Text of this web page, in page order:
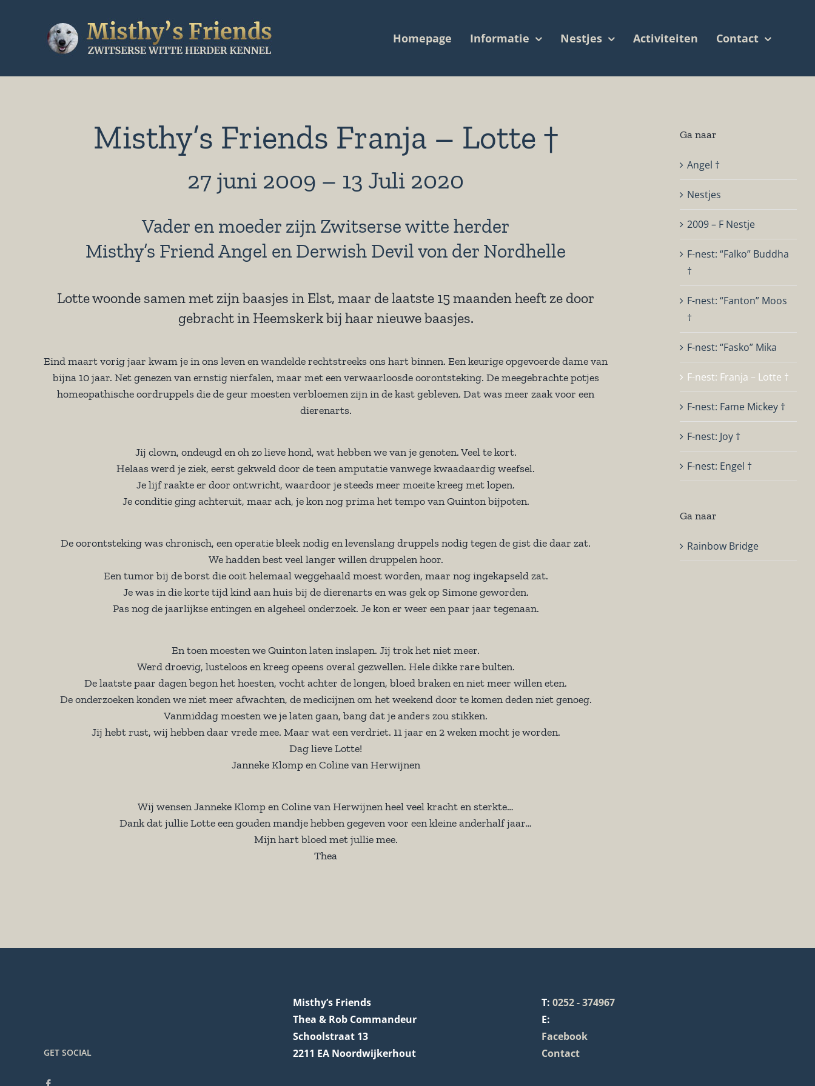
Homepage Informatie Nestjes Activiteiten Contact
Misthy’s Friends Franja – Lotte †
27 juni 2009 – 13 Juli 2020
Vader en moeder zijn Zwitserse witte herder
Misthy’s Friend Angel en Derwish Devil von der Nordhelle
Lotte woonde samen met zijn baasjes in Elst, maar de laatste 15 maanden heeft ze door
gebracht in Heemskerk bij haar nieuwe baasjes.
Eind maart vorig jaar kwam je in ons leven en wandelde rechtstreeks ons hart binnen. Een keurige opgevoerde dame van
bijna 10 jaar. Net genezen van ernstig nierfalen, maar met een verwaarloosde oorontsteking. De meegebrachte potjes
homeopathische oordruppels die de geur moesten verbloemen zijn in de kast gebleven. Dat was meer zaak voor een
dierenarts.
Jij clown, ondeugd en oh zo lieve hond, wat hebben we van je genoten. Veel te kort.
Helaas werd je ziek, eerst gekweld door de teen amputatie vanwege kwaadaardig weefsel.
Je lijf raakte er door ontwricht, waardoor je steeds meer moeite kreeg met lopen.
Je conditie ging achteruit, maar ach, je kon nog prima het tempo van Quinton bijpoten.
De oorontsteking was chronisch, een operatie bleek nodig en levenslang druppels nodig tegen de gist die daar zat.
We hadden best veel langer willen druppelen hoor.
Een tumor bij de borst die ooit helemaal weggehaald moest worden, maar nog ingekapseld zat.
Je was in die korte tijd kind aan huis bij de dierenarts en was gek op Simone geworden.
Pas nog de jaarlijkse entingen en algeheel onderzoek. Je kon er weer een paar jaar tegenaan.
En toen moesten we Quinton laten inslapen. Jij trok het niet meer.
Werd droevig, lusteloos en kreeg opeens overal gezwellen. Hele dikke rare bulten.
De laatste paar dagen begon het hoesten, vocht achter de longen, bloed braken en niet meer willen eten.
De onderzoeken konden we niet meer afwachten, de medicijnen om het weekend door te komen deden niet genoeg.
Vanmiddag moesten we je laten gaan, bang dat je anders zou stikken.
Jij hebt rust, wij hebben daar vrede mee. Maar wat een verdriet. 11 jaar en 2 weken mocht je worden.
Dag lieve Lotte!
Janneke Klomp en Coline van Herwijnen
Wij wensen Janneke Klomp en Coline van Herwijnen heel veel kracht en sterkte…
Dank dat jullie Lotte een gouden mandje hebben gegeven voor een kleine anderhalf jaar…
Mijn hart bloed met jullie mee.
Thea
Ga naar
Angel †
Nestjes
2009 – F Nestje
F-nest: “Falko” Buddha
†
F-nest: “Fanton” Moos
†
F-nest: “Fasko” Mika
F-nest: Franja – Lotte †
F-nest: Fame Mickey †
F-nest: Joy †
F-nest: Engel †
Ga naar
Rainbow Bridge
GET SOCIAL
Misthy’s Friends
Thea & Rob Commandeur
Schoolstraat 13
2211 EA Noordwijkerhout
T:0252 - 374967
E:
Facebook
Contact